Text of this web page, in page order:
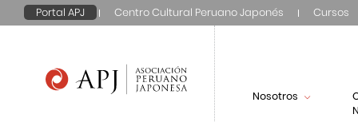
Portal APJ Centro Cultural Peruano Japonés Cursos
Nosotros